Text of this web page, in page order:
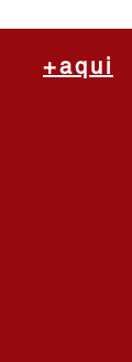
+aqui